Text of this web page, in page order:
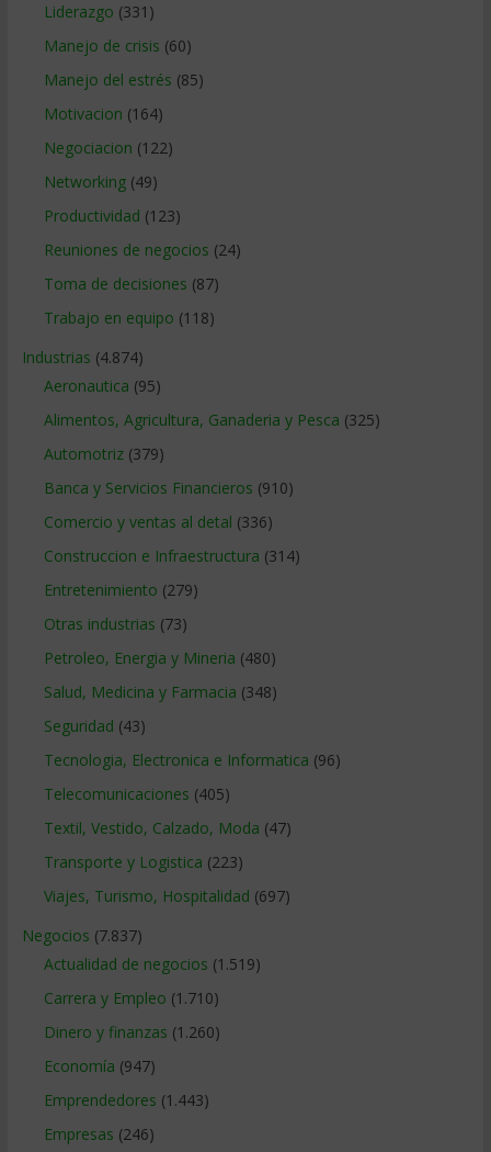
Liderazgo (331)
Manejo de crisis (60)
Manejo del estrés (85)
Motivacion (164)
Negociacion (122)
Networking(49)
Productividad (123)
Reuniones de negocios (24)
Toma de decisiones (87)
Trabajo en equipo (118)
Industrias (4.874)
Aeronautica (95)
Alimentos, Agricultura, Ganaderia y Pesca (325)
Automotriz(379)
Banca y Servicios Financieros (910)
Comercio y ventas al detal (336)
Construccion e Infraestructura (314)
Entretenimiento (279)
Otras industrias (73)
Petroleo, Energia y Mineria (480)
Salud, Medicina y Farmacia (348)
Seguridad (43)
Tecnologia, Electronica e Informatica (96)
Telecomunicaciones (405)
Textil, Vestido, Calzado, Moda (47)
Transporte y Logistica (223)
Viajes, Turismo, Hospitalidad (697)
Negocios (7.837)
Actualidad de negocios (1.519)
Carrera y Empleo (1.710)
Dinero y finanzas (1.260)
Economía (947)
Emprendedores (1.443)
Empresas (246)